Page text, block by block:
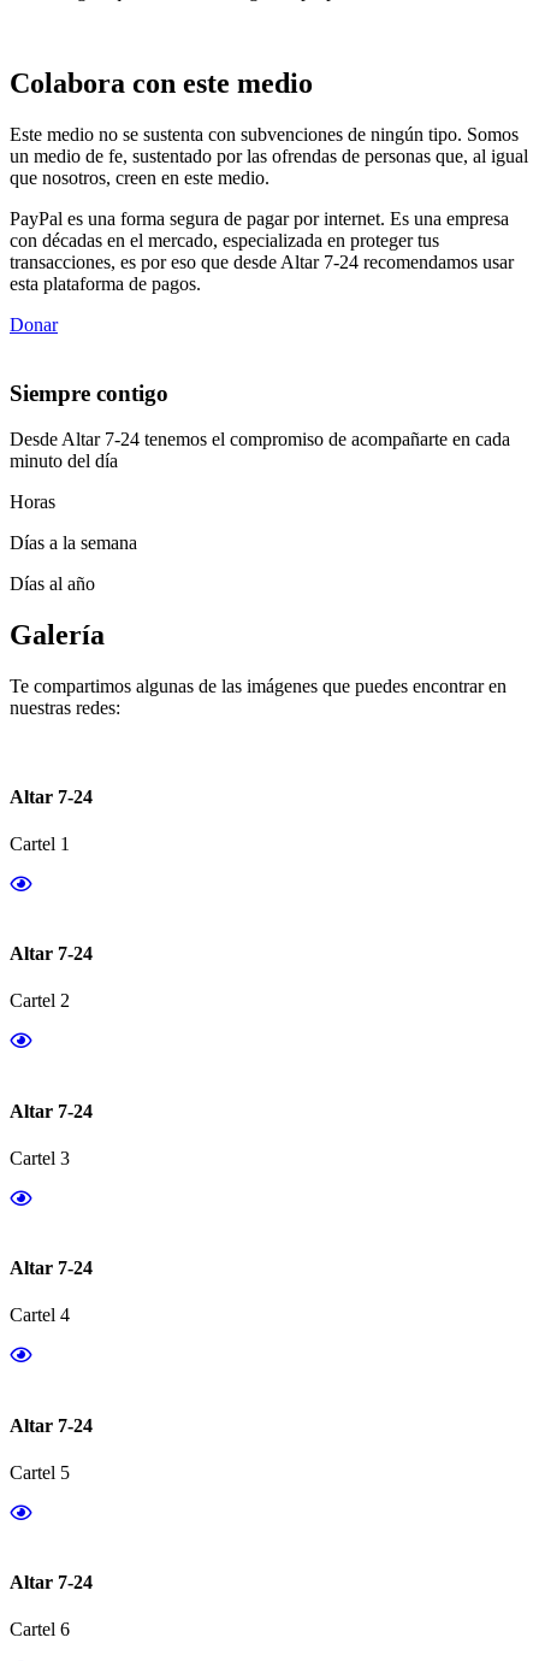
Colabora con este medio
Este medio no se sustenta con subvenciones de ningún tipo. Somos
un medio de fe, sustentado por las ofrendas de personas que, al igual
que nosotros, creen en este medio.
PayPal es una forma segura de pagar por internet. Es una empresa
con décadas en el mercado, especializada en proteger tus
transacciones, es por eso que desde Altar 7-24 recomendamos usar
esta plataforma de pagos.
Donar
Siempre contigo
Desde Altar 7-24 tenemos el compromiso de acompañarte en cada
minuto del día
Horas
Días a la semana
Días al año
Galería
Te compartimos algunas de las imágenes que puedes encontrar en
nuestras redes:
Altar 7-24
Cartel 1
Altar 7-24
Cartel 2
Altar 7-24
Cartel 3
Altar 7-24
Cartel 4
Altar 7-24
Cartel 5
Altar 7-24
Cartel 6